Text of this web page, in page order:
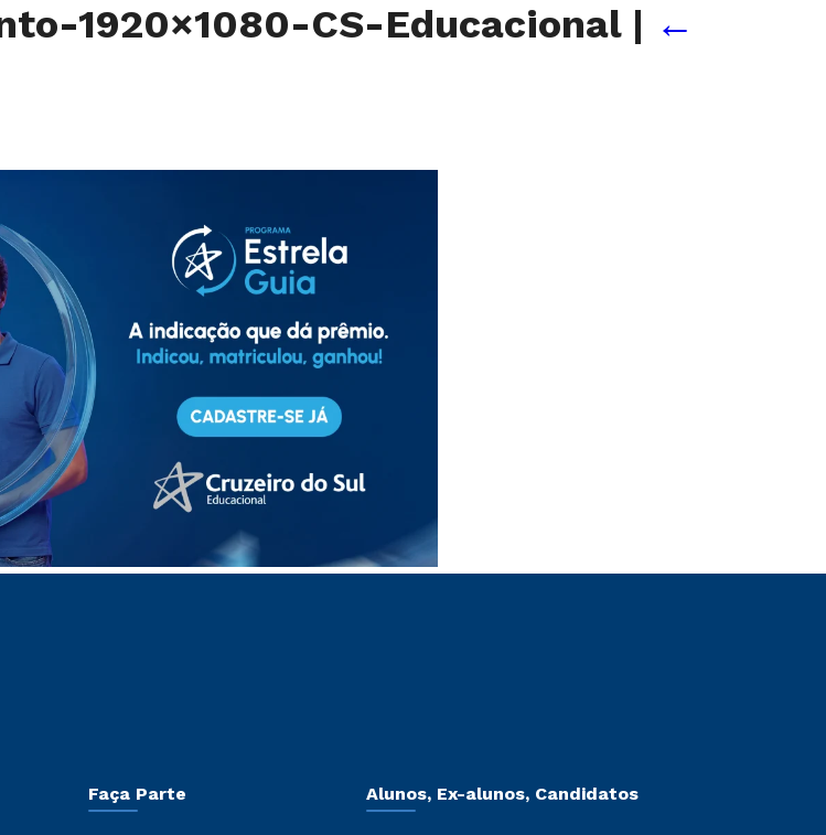
1920×1080-CS-Educacional | ←
Faça Parte Alunos, Ex-alunos, Candidatos